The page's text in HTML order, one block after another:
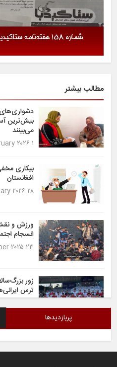
مطالب بیشتر
دشواری‌های
بیش‌ترین
می‌بینند
۱ February ۲۰۲۶
بیکاری
افغانستان
۲۸ January ۲۰۲۶
ورزش و
انسجام
۲۳ November ۲۰۲۵
زور
ترس
پربازدیدها